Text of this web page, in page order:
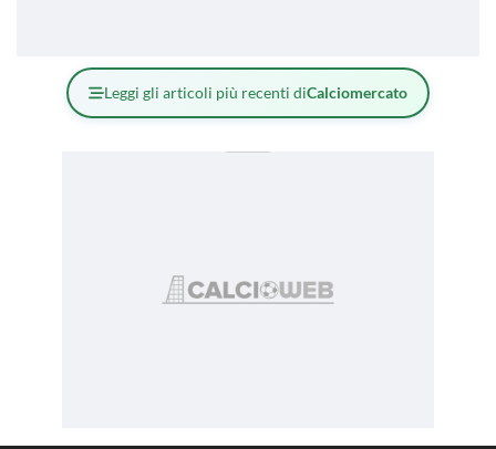
Leggi gli articoli più recenti diCalciomercato